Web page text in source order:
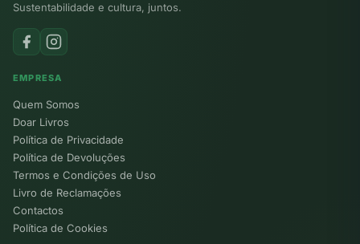
Sustentabilidade e cultura, juntos.
EMPRESA
Quem Somos
Doar Livros
Política de Privacidade
Política de Devoluções
Termos e Condições de Uso
Livro de Reclamações
Contactos
Política de Cookies